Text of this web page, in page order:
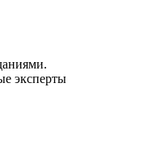
эксперты